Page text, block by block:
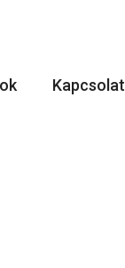
Kapcsolat